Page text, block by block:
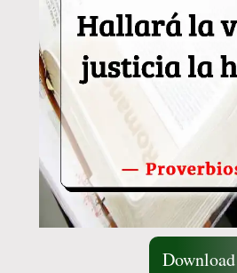
Download